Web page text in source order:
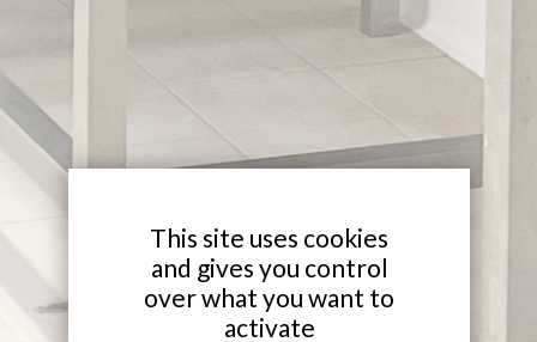
This site uses cookies
and gives you control
over what you want to
activate